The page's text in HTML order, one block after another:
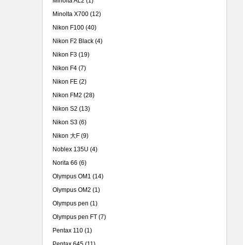
Minolta X700 (12)
Nikon F100 (40)
Nikon F2 Black (4)
Nikon F3 (19)
Nikon F4 (7)
Nikon FE (2)
Nikon FM2 (28)
Nikon S2 (13)
Nikon S3 (6)
Nikon 大F (9)
Noblex 135U (4)
Norita 66 (6)
Olympus OM1 (14)
Olympus OM2 (1)
Olympus pen (1)
Olympus pen FT (7)
Pentax 110 (1)